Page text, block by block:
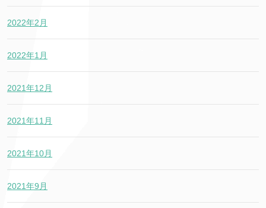
2022年2月
2022年1月
2021年12月
2021年11月
2021年10月
2021年9月